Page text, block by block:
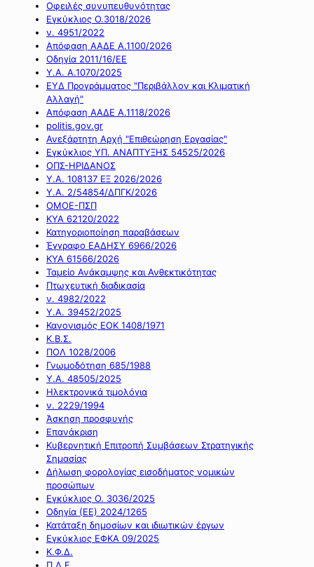
Οφειλές συνυπευθυνότητας
Εγκύκλιος Ο.3018/2026
ν. 4951/2022
Απόφαση ΑΑΔΕ Α.1100/2026
Οδηγία 2011/16/ΕΕ
Υ.Α. Α.1070/2025
ΕΥΔ Προγράμματος "Περιβάλλον και Κλιματική
Αλλαγή"
Απόφαση ΑΑΔΕ Α.1118/2026
politis.gov.gr
Ανεξάρτητη Αρχή "Επιθεώρηση Εργασίας"
Εγκύκλιος ΥΠ. ΑΝΑΠΤΥΞΗΣ 54525/2026
ΟΠΣ-ΗΡΙΔΑΝΟΣ
Υ.Α. 108137 ΕΞ 2026/2026
Υ.Α. 2/54854/ΔΠΓΚ/2026
ΟΜΟΕ-ΠΣΠ
ΚΥΑ 62120/2022
Κατηγοριοποίηση παραβάσεων
Έγγραφο ΕΑΔΗΣΥ 6966/2026
ΚΥΑ 61566/2026
Ταμείο Ανάκαμψης και Ανθεκτικότητας
Πτωχευτική διαδικασία
ν. 4982/2022
Υ.Α. 39452/2025
Κανονισμός ΕΟΚ 1408/1971
Κ.Β.Σ.
ΠΟΛ 1028/2006
Γνωμοδότηση 685/1988
Υ.Α. 48505/2025
Ηλεκτρονικά τιμολόγια
ν. 2229/1994
Άσκηση προσφυγής
Επανάκριση
Κυβερνητική Επιτροπή Συμβάσεων Στρατηγικής
Σημασίας
Δήλωση φορολογίας εισοδήματος νομικών
προσώπων
Εγκύκλιος Ο. 3036/2025
Οδηγία (ΕΕ) 2024/1265
Κατάταξη δημοσίων και ιδιωτικών έργων
Εγκύκλιος ΕΦΚΑ 09/2025
Κ.Φ.Δ.